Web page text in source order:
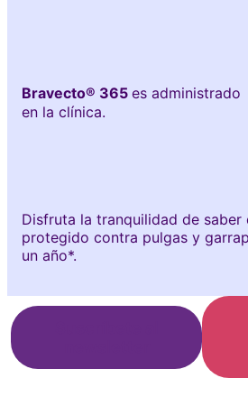
Bravecto® 365 es
en la clínica.
Disfruta la tranquilidad de saber
protegido contra pulgas y
un año*.